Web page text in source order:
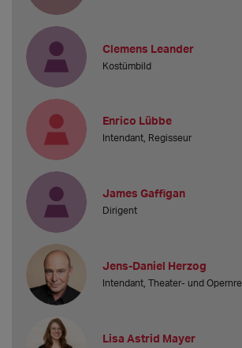
Clemens Leander
Kostümbild
Enrico Lübbe
Intendant, Regisseur
James Gaffigan
Dirigent
Jens-Daniel Herzog
Intendant, Theater- und
Lisa Astrid Mayer